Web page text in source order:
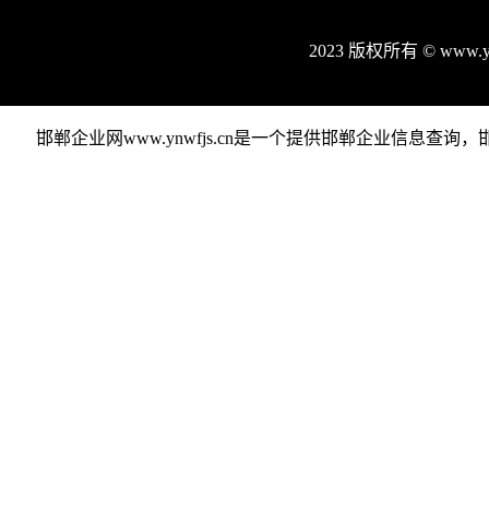
2023 版权所有 ©
邯郸企业网www.ynwfjs.cn是一个提供邯郸企业信息查询